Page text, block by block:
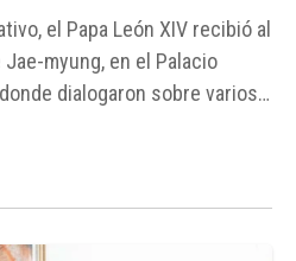
el Papa León XIV recibió al
myung, en el Palacio
dialogaron sobre varios
Seúl 2027. Este evento,